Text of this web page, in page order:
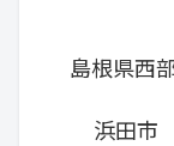
島根県西
浜田市